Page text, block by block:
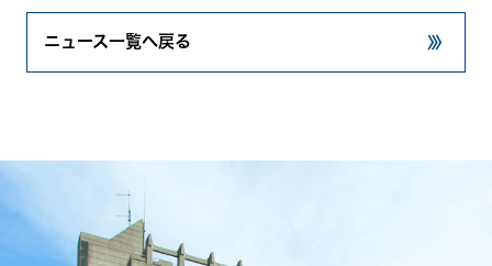
ニュース一覧へ戻る